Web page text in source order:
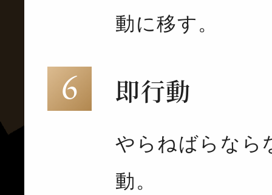
動に移す。
即行動
やらねばらなら
動。